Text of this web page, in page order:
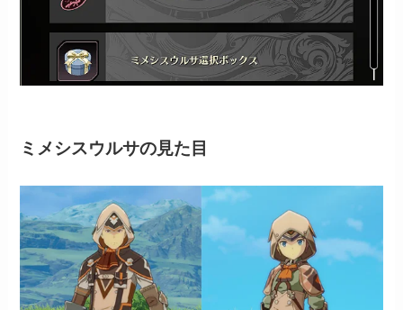
ミメシスウルサの見た目